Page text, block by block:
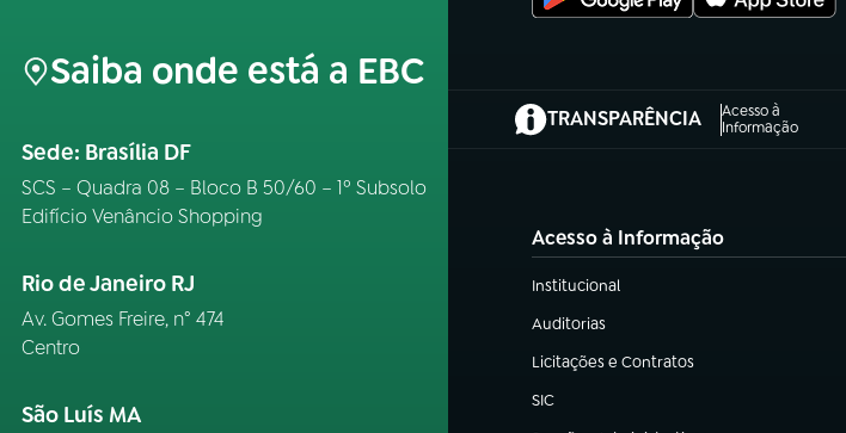
Saiba onde está a EBC
Sede: Brasília DF
SCS – Quadra 08 – Bloco B 50/60 – 1º Subsolo
Edifício Venâncio Shopping
Rio de Janeiro RJ
Av. Gomes Freire, n° 474
Centro
São Luís MA
TRANSPARÊNCIA
Acesso à
Informação
(abre em nova aba)
Acesso à Informação
Institucional
(abre em nova aba)
Auditorias
(abre em nova aba)
Licitações e Contratos
(abre em nova aba)
SIC
(abre em nova aba)